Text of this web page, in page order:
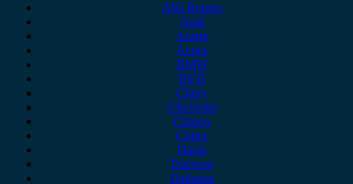
Alfa Romeo
Audi
Austin
Acura
BMW
BYD
Chery
Chevrolet
Citroen
Cupra
Dacia
Daewoo
Daihatsu